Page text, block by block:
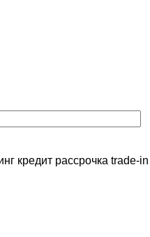
кредит рассрочка trade-in